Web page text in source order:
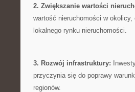
2. Zwiększanie wartości
wartość nieruchomości w okolicy,
lokalnego rynku nieruchomości.
3.⁣ Rozwój​ infrastruktury:
przyczynia się do poprawy
regionów.